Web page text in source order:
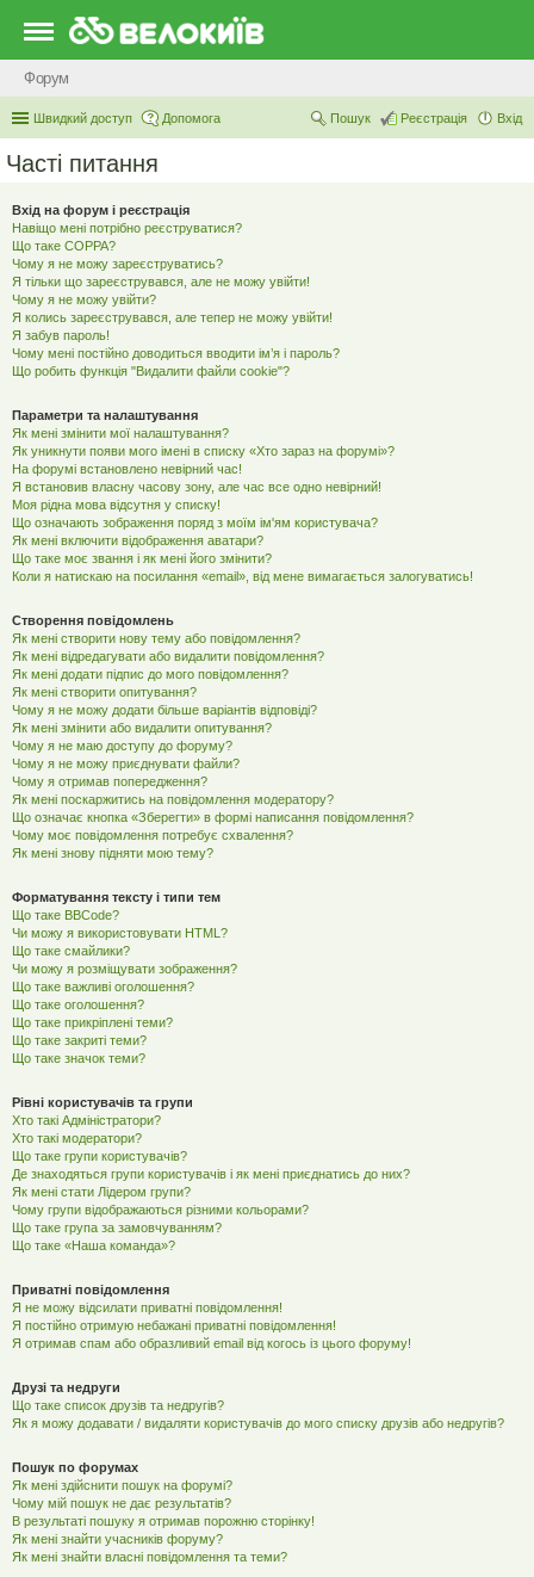
Форум
Швидкий доступ Допомога Вхід
Реєстрація
Пошук
Часті питання
Вхід на форум і реєстрація
Навіщо мені потрібно реєструватися?
Що таке COPPA?
Чому я не можу зареєструватись?
Я тільки що зареєструвався, але не можу увійти!
Чому я не можу увійти?
Я колись зареєструвався, але тепер не можу увійти!
Я забув пароль!
Чому мені постійно доводиться вводити ім’я і пароль?
Що робить функція "Видалити файли cookie"?
Параметри та налаштування
Як мені змінити мої налаштування?
Як уникнути появи мого імені в списку «Хто зараз на форумі»?
На форумі встановлено невірний час!
Я встановив власну часову зону, але час все одно невірний!
Моя рідна мова відсутня у списку!
Що означають зображення поряд з моїм ім'ям користувача?
Як мені включити відображення аватари?
Що таке моє звання і як мені його змінити?
Коли я натискаю на посилання «email», від мене вимагається залогуватись!
Створення повідомлень
Як мені створити нову тему або повідомлення?
Як мені відредагувати або видалити повідомлення?
Як мені додати підпис до мого повідомлення?
Як мені створити опитування?
Чому я не можу додати більше варіантів відповіді?
Як мені змінити або видалити опитування?
Чому я не маю доступу до форуму?
Чому я не можу приєднувати файли?
Чому я отримав попередження?
Як мені поскаржитись на повідомлення модератору?
Що означає кнопка «Зберегти» в формі написання повідомлення?
Чому моє повідомлення потребує схвалення?
Як мені знову підняти мою тему?
Форматування тексту і типи тем
Що таке BBCode?
Чи можу я використовувати HTML?
Що таке смайлики?
Чи можу я розміщувати зображення?
Що таке важливі оголошення?
Що таке оголошення?
Що таке прикріплені теми?
Що таке закриті теми?
Що таке значок теми?
Рівні користувачів та групи
Хто такі Адміністратори?
Хто такі модератори?
Що таке групи користувачів?
Де знаходяться групи користувачів і як мені приєднатись до них?
Як мені стати Лідером групи?
Чому групи відображаються різними кольорами?
Що таке група за замовчуванням?
Що таке «Наша команда»?
Приватні повідомлення
Я не можу відсилати приватні повідомлення!
Я постійно отримую небажані приватні повідомлення!
Я отримав спам або образливий email від когось із цього форуму!
Друзі та недруги
Що таке список друзів та недругів?
Як я можу додавати / видаляти користувачів до мого списку друзів або недругів?
Пошук по форумах
Як мені здійснити пошук на форумі?
Чому мій пошук не дає результатів?
В результаті пошуку я отримав порожню сторінку!
Як мені знайти учасників форуму?
Як мені знайти власні повідомлення та теми?